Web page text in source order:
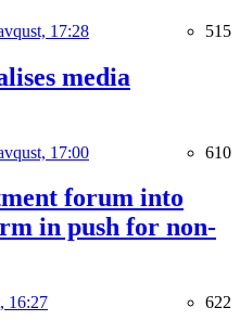
17:28 515
media
17:00 610
forum into
in push for non-
16:27 622